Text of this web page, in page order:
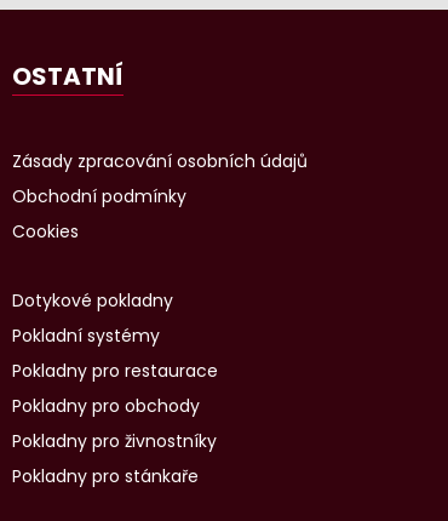
OSTATNÍ
Zásady zpracování osobních údajů
Obchodní podmínky
Cookies
Dotykové pokladny
Pokladní systémy
Pokladny pro restaurace
Pokladny pro obchody
Pokladny pro živnostníky
Pokladny pro stánkaře